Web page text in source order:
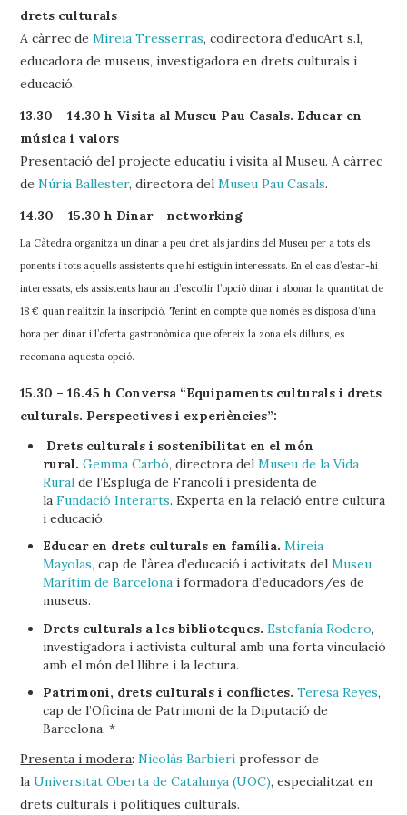
drets culturals
A càrrec de Mireia Tresserras, codirectora d’educArt s.l,
educadora de museus, investigadora en drets culturals i
educació.
13.30 – 14.30 h Visita al Museu Pau Casals. Educar en
música i valors
Presentació del projecte educatiu i visita al Museu. A càrrec
deNúria Ballester, directora del Museu Pau Casals.
14.30 – 15.30 h Dinar – networking
La Càtedra organitza un dinar a peu dret als jardins del Museu per a tots els
ponents i tots aquells assistents que hi estiguin interessats. En el cas d’estar-hi
interessats, els assistents hauran d’escollir l’opció dinar i abonar la quantitat de
18 € quan realitzin la inscripció. Tenint en compte que només es disposa d’una
hora per dinar i l’oferta gastronòmica que ofereix la zona els dilluns, es
recomana aquesta opció.
15.30 – 16.45 h Conversa “Equipaments culturals i drets
culturals. Perspectives i experiències”:
Drets culturals i sostenibilitat en el món
rural.Gemma Carbó, directora del Museu de la Vida
Rural de l’Espluga de Francolí i presidenta de
laFundació Interarts. Experta en la relació entre cultura
i educació.
Educar en drets culturals en família.Mireia
Mayolas, cap de l’àrea d’educació i activitats delMuseu
Marítim de Barcelona i formadora d’educadors/es de
museus.
Drets culturals a les biblioteques.Estefanía Rodero,
investigadora i activista cultural amb una forta vinculació
amb el món del llibre i la lectura.
Patrimoni, drets culturals i conflictes.Teresa Reyes,
cap de l’Oficina de Patrimoni de la Diputació de
Barcelona. *
Presenta i modera:Nicolás Barbieri professor de
laUniversitat Oberta de Catalunya (UOC), especialitzat en
drets culturals i polítiques culturals.